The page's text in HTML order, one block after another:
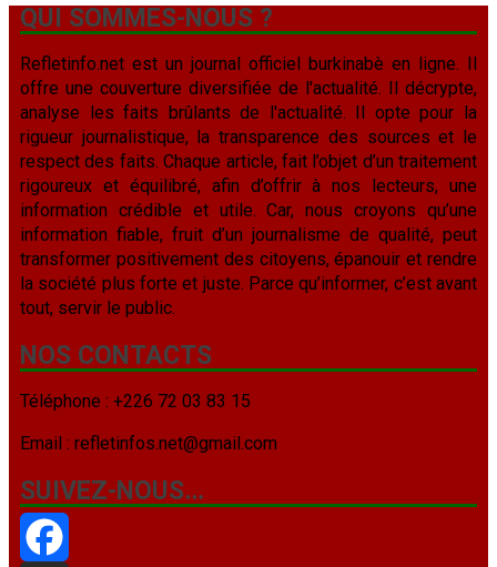
QUI SOMMES-NOUS ?
Refletinfo.net est un journal officiel burkinabè en ligne. Il
offre une couverture diversifiée de l'actualité. Il décrypte,
analyse les faits brûlants de l'actualité. Il opte pour la
rigueur journalistique, la transparence des sources et le
respect des faits. Chaque article, fait l’objet d’un traitement
rigoureux et équilibré, afin d’offrir à nos lecteurs, une
information crédible et utile. Car, nous croyons qu’une
information fiable, fruit d’un journalisme de qualité, peut
transformer positivement des citoyens, épanouir et rendre
la société plus forte et juste. Parce qu’informer, c’est avant
tout, servir le public.
NOS CONTACTS
Téléphone : +226 72 03 83 15
Email : refletinfos.net@gmail.com
SUIVEZ-NOUS…